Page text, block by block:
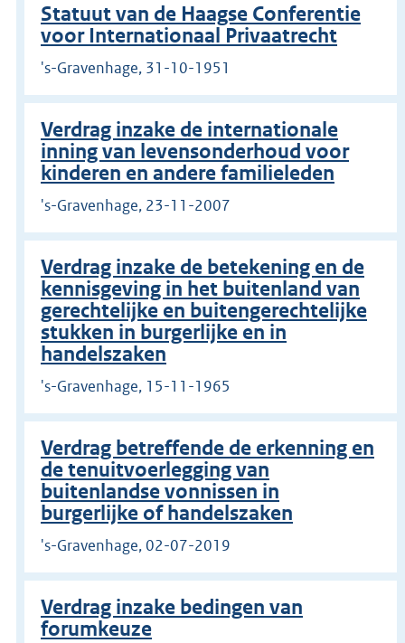
Statuut van de Haagse Conferentie
voor Internationaal Privaatrecht
's-Gravenhage, 31-10-1951
Verdrag inzake de internationale
inning van levensonderhoud voor
kinderen en andere familieleden
's-Gravenhage, 23-11-2007
Verdrag inzake de betekening en de
kennisgeving in het buitenland van
gerechtelijke en buitengerechtelijke
stukken in burgerlijke en in
handelszaken
's-Gravenhage, 15-11-1965
Verdrag betreffende de erkenning en
de tenuitvoerlegging van
buitenlandse vonnissen in
burgerlijke of handelszaken
's-Gravenhage, 02-07-2019
Verdrag inzake bedingen van
forumkeuze